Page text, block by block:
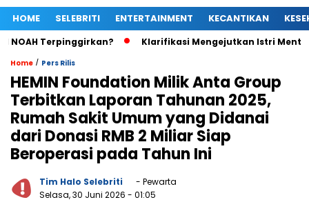
HOME SELEBRITI ENTERTAINMENT KECANTIKAN
Terpinggirkan? Klarifikasi Mengejutkan Istri Menteri
Home / Pers Rilis
HEMIN Foundation Milik Anta Group
Terbitkan Laporan Tahunan 2025,
Rumah Sakit Umum yang Didanai
dari Donasi RMB 2 Miliar Siap
Beroperasi pada Tahun Ini
Tim Halo Selebriti
- Pewarta
Selasa, 30 Juni 2026 - 01:05